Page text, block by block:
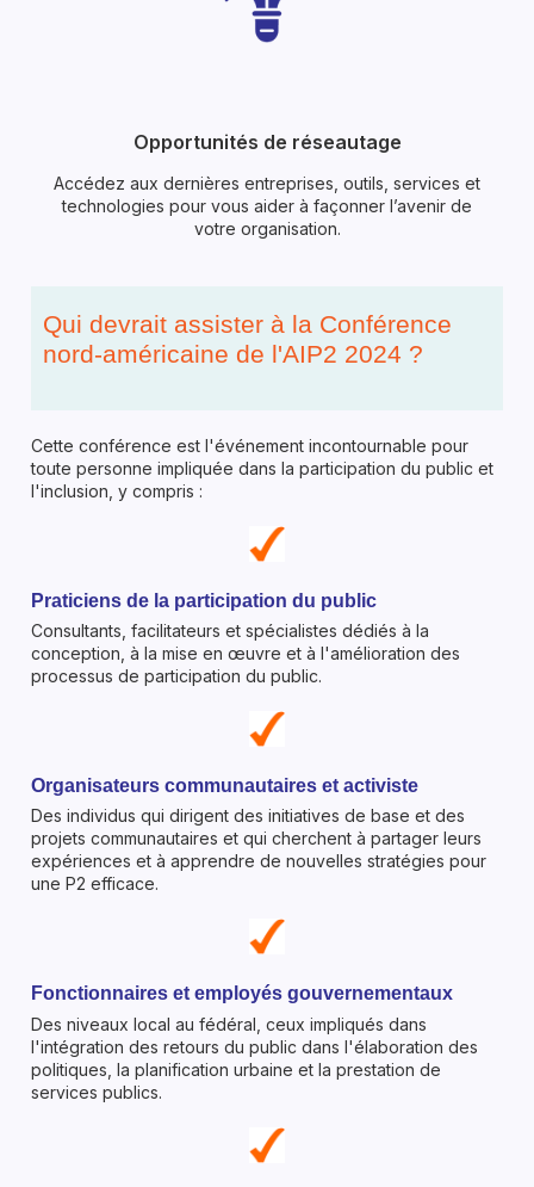
Opportunités de réseautage
Accédez aux dernières entreprises, outils, services et
technologies pour vous aider à façonner l’avenir de
votre organisation.
Qui devrait assister à la Conférence
nord-américaine de l'AIP2 2024 ?
Cette conférence est l'événement incontournable pour
toute personne impliquée dans la participation du public et
l'inclusion, y compris :
Praticiens de la participation du public
Consultants, facilitateurs et spécialistes dédiés à la
conception, à la mise en œuvre et à l'amélioration des
processus de participation du public.
Organisateurs communautaires et activiste
Des individus qui dirigent des initiatives de base et des
projets communautaires et qui cherchent à partager leurs
expériences et à apprendre de nouvelles stratégies pour
une P2 efficace.
Fonctionnaires et employés gouvernementaux
Des niveaux local au fédéral, ceux impliqués dans
l'intégration des retours du public dans l'élaboration des
politiques, la planification urbaine et la prestation de
services publics.